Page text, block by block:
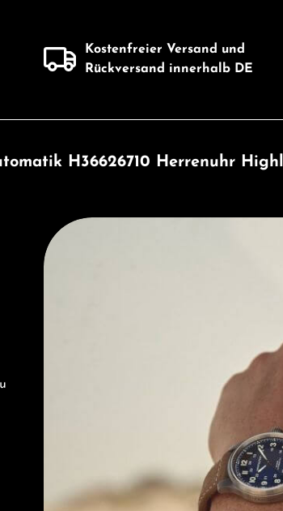
Kostenfreier Versand und
Rückversand innerhalb DE
H36626710 Herrenuhr
Entdecken Sie Hamilton